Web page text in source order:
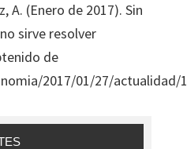
A. (Enero de 2017). Sin
sirve resolver
de
2017/01/27/actualidad/